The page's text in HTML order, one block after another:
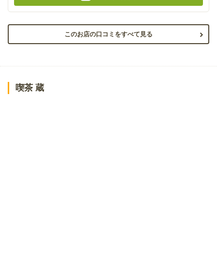
このお店の口コミをすべて見る
喫茶 蔵